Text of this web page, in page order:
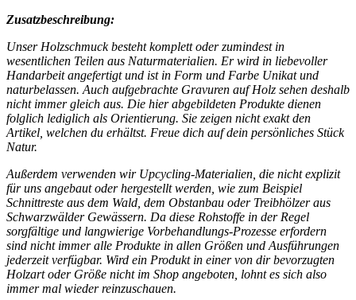
Zusatzbeschreibung:
Unser Holzschmuck besteht komplett oder zumindest in
wesentlichen Teilen aus Naturmaterialien. Er wird in liebevoller
Handarbeit angefertigt und ist in Form und Farbe Unikat und
naturbelassen. Auch aufgebrachte Gravuren auf Holz sehen deshalb
nicht immer gleich aus. Die hier abgebildeten Produkte dienen
folglich lediglich als Orientierung. Sie zeigen nicht exakt den
Artikel, welchen du erhältst. Freue dich auf dein persönliches Stück
Natur.
Außerdem verwenden wir Upcycling-Materialien, die nicht explizit
für uns angebaut oder hergestellt werden, wie zum Beispiel
Schnittreste aus dem Wald, dem Obstanbau oder Treibhölzer aus
Schwarzwälder Gewässern. Da diese Rohstoffe in der Regel
sorgfältige und langwierige Vorbehandlungs-Prozesse erfordern
sind nicht immer alle Produkte in allen Größen und Ausführungen
jederzeit verfügbar. Wird ein Produkt in einer von dir bevorzugten
Holzart oder Größe nicht im Shop angeboten, lohnt es sich also
immer mal wieder reinzuschauen.